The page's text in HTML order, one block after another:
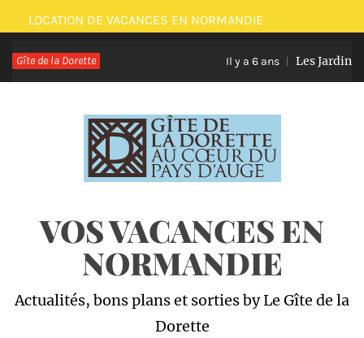
Passer
au
contenu
LOCATION DE VACANCES EN NORMANDIE
Gîte de la Dorette Il y a 6 ans Les Jardins
VOS VACANCES EN
NORMANDIE
Actualités, bons plans et sorties by Le Gîte de la
Dorette